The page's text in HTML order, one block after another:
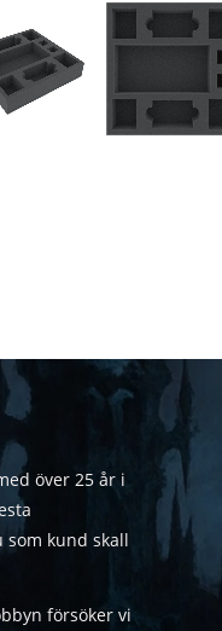
över 25 år i
kund skall
försöker vi